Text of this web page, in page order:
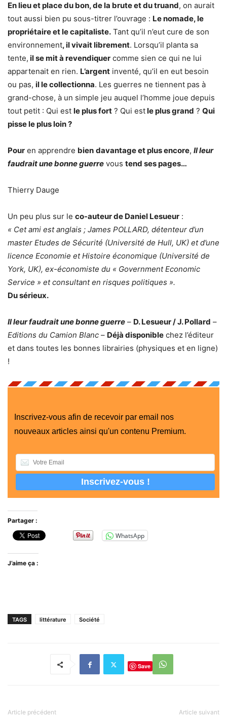
En lieu et place du bon, de la brute et du truand, on aurait
tout aussi bien pu sous-titrer l’ouvrage : Le nomade, le
propriétaire et le capitaliste. Tant qu’il n’eut cure de son
environnement, il vivait librement. Lorsqu’il planta sa
tente, il se mit à revendiquer comme sien ce qui ne lui
appartenait en rien. L’argent inventé, qu’il en eut besoin
ou pas, il le collectionna. Les guerres ne tiennent pas à
grand-chose, à un simple jeu auquel l’homme joue depuis
tout petit : Qui est le plus fort ? Qui estle plus grand ? Qui
pisse le plus loin ?
Pour en apprendre bien davantage et plus encore, Il leur
faudrait une bonne guerre vous tend ses pages…
Thierry Dauge
Un peu plus sur le co-auteur de Daniel Lesueur :
« Cet ami est anglais ; James POLLARD, détenteur d’un
master Etudes de Sécurité (Université de Hull, UK) et d’une
licence Economie et Histoire économique (Université de
York, UK), ex-économiste du « Government Economic
Service » et consultant en risques politiques ».
Du sérieux.
Il leur faudrait une bonne guerre – D. Lesueur / J. Pollard –
Editions du Camion Blanc – Déjà disponible chez l’éditeur
et dans toutes les bonnes librairies (physiques et en ligne)
!
Inscrivez-vous afin de recevoir par email nos
nouveaux articles ainsi qu'un contenu Premium.
Partager :
WhatsApp
J’aime ça :
TAGS littérature Société
Save
Article précédent Article suivant